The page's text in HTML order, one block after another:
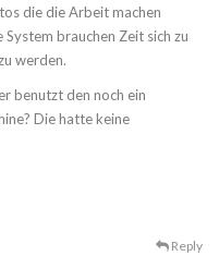
die die Arbeit machen
System brauchen Zeit sich zu
werden.
benutzt den noch ein
Die hatte keine
Reply